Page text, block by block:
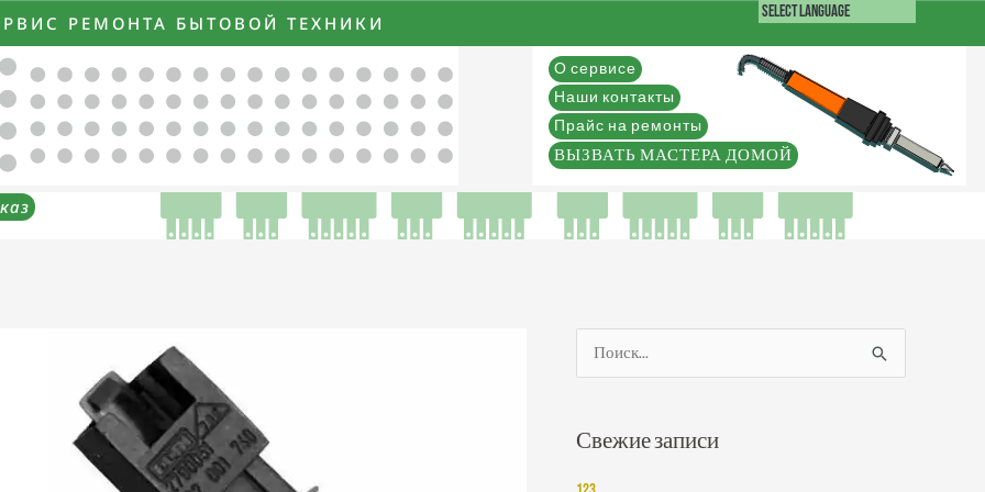
РЕМОНТА БЫТОВОЙ ТЕХНИКИ
О сервисе
Наши контакты
Прайс на ремонты
ВЫЗВАТЬ МАСТЕРА ДОМОЙ
Номиналы
термодатчиков
стиральных
машин!
Свежие записи